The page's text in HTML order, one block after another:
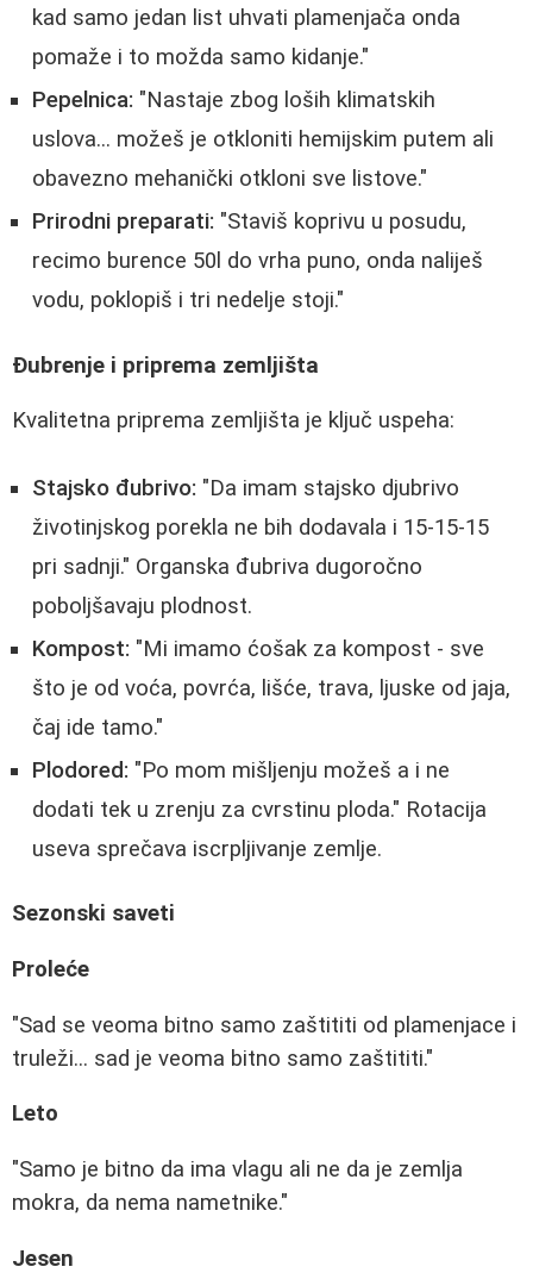
kad samo jedan list uhvati plamenjača onda
pomaže i to možda samo kidanje."
Pepelnica: "Nastaje zbog loših klimatskih
uslova... možeš je otkloniti hemijskim putem ali
obavezno mehanički otkloni sve listove."
Prirodni preparati: "Staviš koprivu u posudu,
recimo burence 50l do vrha puno, onda naliješ
vodu, poklopiš i tri nedelje stoji."
Đubrenje i priprema zemljišta
Kvalitetna priprema zemljišta je ključ uspeha:
Stajsko đubrivo: "Da imam stajsko djubrivo
životinjskog porekla ne bih dodavala i 15-15-15
pri sadnji." Organska đubriva dugoročno
poboljšavaju plodnost.
Kompost: "Mi imamo ćošak za kompost - sve
što je od voća, povrća, lišće, trava, ljuske od jaja,
čaj ide tamo."
Plodored: "Po mom mišljenju možeš a i ne
dodati tek u zrenju za cvrstinu ploda." Rotacija
useva sprečava iscrpljivanje zemlje.
Sezonski saveti
Proleće
"Sad se veoma bitno samo zaštititi od plamenjace i
truleži... sad je veoma bitno samo zaštititi."
Leto
"Samo je bitno da ima vlagu ali ne da je zemlja
mokra, da nema nametnike."
Jesen